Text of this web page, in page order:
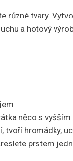
různé tvary.
a hotový
něco s
tvoří hromádky,
prstem